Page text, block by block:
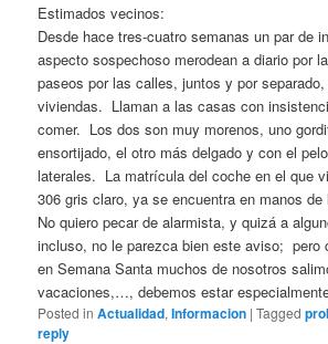
Estimados vecinos:
Desde hace tres-cuatro semanas un par de
aspecto sospechoso merodean a diario por
paseos por las calles, juntos y por
viviendas. Llaman a las casas con
comer. Los dos son muy morenos, uno
ensortijado, el otro más delgado y con el
laterales. La matrícula del coche en el que
306 gris claro, ya se encuentra en manos
No quiero pecar de alarmista, y quizá a
incluso, no le parezca bien este aviso; pero
en Semana Santa muchos de nosotros
vacaciones,…, debemos estar
Posted in Actualidad,Informacion |Tagged
reply